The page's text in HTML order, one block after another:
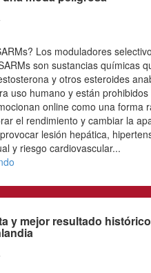
Fuente:FEDDF
Enrique Álvarez Orcajo (Madrid,
manera unánime para un
presidente de la Federación
Personas con Discapacidad
celebradas durante la Asamblea
el Consejo Superior de Deportes...
Continuar leyendo
Los SARMs: una moda
Fuente:FEDDF